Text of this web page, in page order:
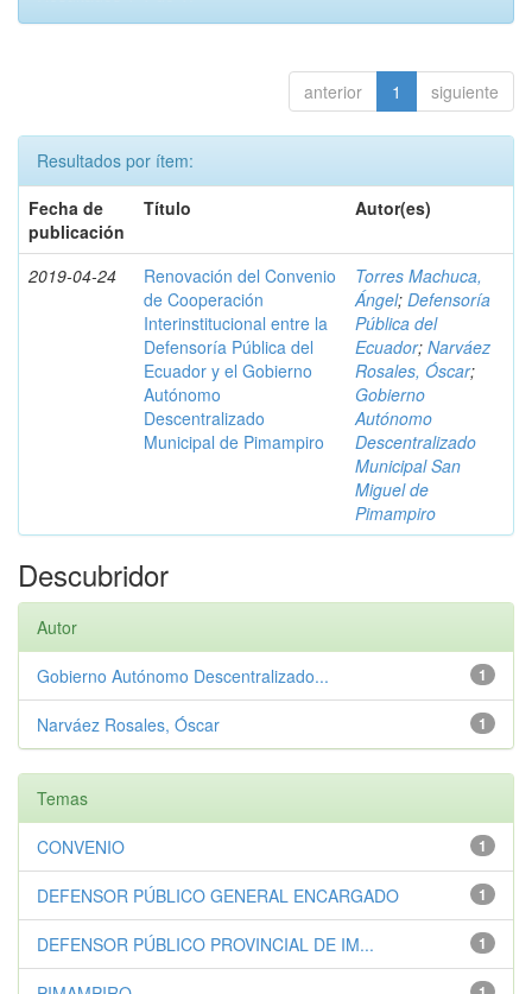
anterior 1 siguiente
Resultados por ítem:
Fecha de
publicación
Título Autor(es)
2019-04-24
Renovación del Convenio
de Cooperación
Interinstitucional entre la
Defensoría Pública del
Ecuador y el Gobierno
Autónomo
Descentralizado
Municipal de Pimampiro
Torres Machuca,
Ángel; Defensoría
Pública del
Ecuador; Narváez
Rosales, Óscar;
Gobierno
Autónomo
Descentralizado
Municipal San
Miguel de
Pimampiro
Descubridor
Autor
1
Gobierno Autónomo Descentralizado...
1
Narváez Rosales, Óscar
Temas
1
CONVENIO
1
DEFENSOR PÚBLICO GENERAL ENCARGADO
1
DEFENSOR PÚBLICO PROVINCIAL DE IM...